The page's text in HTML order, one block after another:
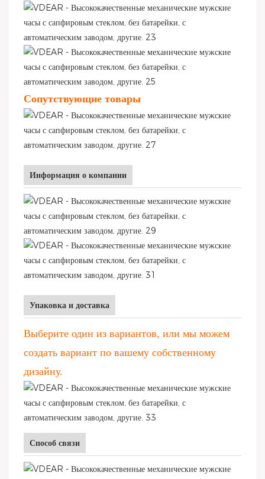
Сопутствующие товары
Информация о компании
Упаковка и доставка
Выберите один из вариантов, или мы можем
создать вариант по вашему собственному
дизайну.
Способ связи